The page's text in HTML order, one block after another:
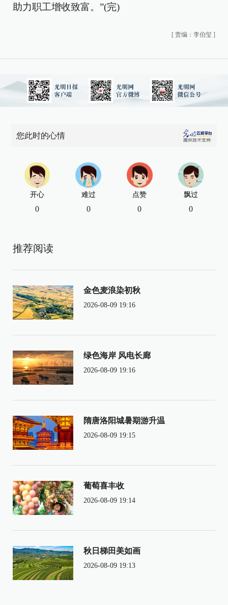
助力职工增收致富。”(完)
[ 责编：李伯玺 ]
您此时的心情
开心
0
难过
0
点赞
0
飘过
0
推荐阅读
金色麦浪染初秋
2026-08-09 19:16
绿色海岸 风电长廊
2026-08-09 19:16
隋唐洛阳城暑期游升温
2026-08-09 19:15
葡萄喜丰收
2026-08-09 19:14
秋日梯田美如画
2026-08-09 19:13